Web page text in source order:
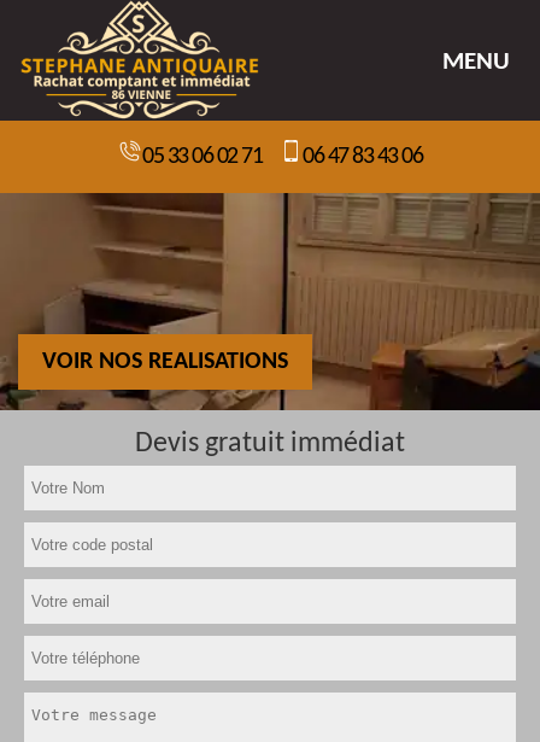
MENU
05 33 06 02 71 06 47 83 43 06
VOIR NOS REALISATIONS
Devis gratuit immédiat